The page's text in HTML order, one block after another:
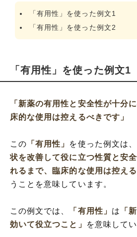
「有用性」を使った例文1
「有用性」を使った例文2
「有用性」を使った例文1
「新薬の有用性と安全性が十分
床的な使用は控えるべきです」
この 「有用性」 を使った例文は、
状を改善して役に立つ性質と安
れるまで、臨床的な使用は控える
うことを意味しています。
この例文では、 「有用性」 は
「
効いて役立つこと」
を意味してい